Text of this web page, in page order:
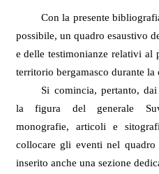
Con la presente
possibile, un quadro esaustivo
e delle testimonianze relativi al
territorio bergamasco durante
Si comincia, pertanto,
la figura del generale
monografie, articoli e
collocare gli eventi nel
inserito anche una sezione